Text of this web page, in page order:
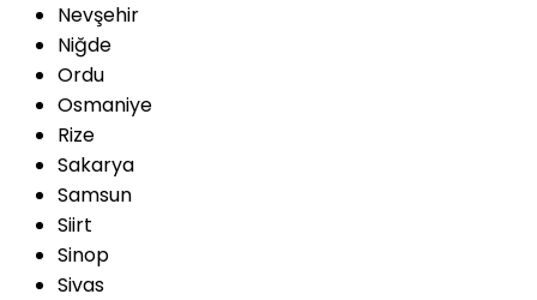
Nevşehir
Niğde
Ordu
Osmaniye
Rize
Sakarya
Samsun
Siirt
Sinop
Sivas